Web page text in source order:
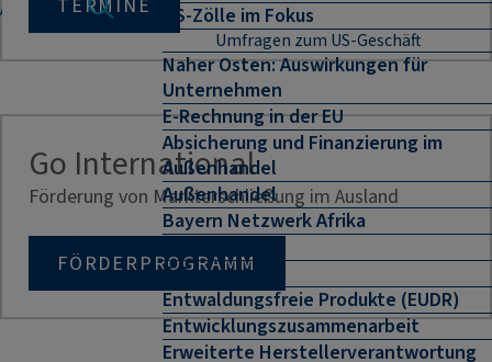
US-Zölle im Fokus
Umfragen zum US-Geschäft
Naher Osten: Auswirkungen für
Unternehmen
E-Rechnung in der EU
Absicherung und Finanzierung im
Außenhandel
Außenhandel
Bayern Netzwerk Afrika
E-Commerce
Entwaldungsfreie Produkte (EUDR)
Entwicklungszusammenarbeit
Erweiterte Herstellerverantwortung
TERMINE
Go International
Förderung von Markterschließung im Ausland
FÖRDERPROGRAMM